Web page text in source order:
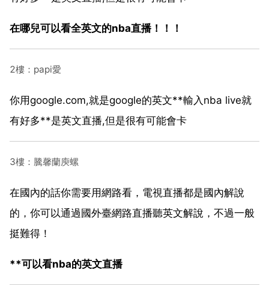
在哪兒可以看全英文的nba直播！！！
2樓：papi愛
你用google.com,就是google的英文**輸入nba live就
有好多**是英文直播,但是很有可能會卡
3樓：騰馨蘭庾螺
在國內的話你需要用網路看，電視直播都是國內解說
的，你可以通過國外臺網路直播聽英文解說，不過一般
挺難得！
**可以看nba的英文直播